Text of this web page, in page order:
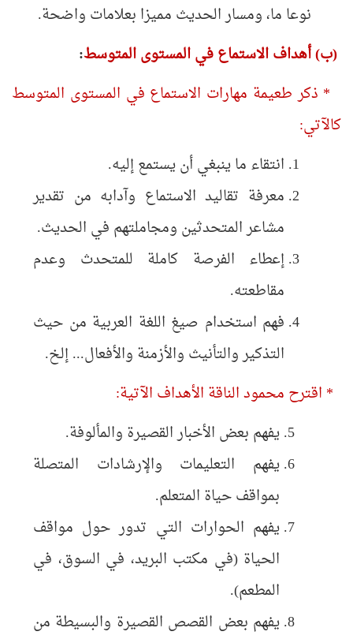
نوعا ما، ومسار الحديث مميزا بعلامات واضحة.
(ب) أهداف الاستماع في المستوى المتوسط:
* ذكر طعيمة مهارات الاستماع في المستوى المتوسط
كالآتي:
انتقاء ما ينبغي أن يستمع إليه.
معرفة تقاليد الاستماع وآدابه من تقدير
مشاعر المتحدثين ومجاملتهم في الحديث.
إعطاء الفرصة كاملة للمتحدث وعدم
مقاطعته.
فهم استخدام صيغ اللغة العربية من حيث
التذكير والتأنيث والأزمنة والأفعال... إلخ.
* اقترح محمود الناقة الأهداف الآتية:
يفهم بعض الأخبار القصيرة والمألوفة.
يفهم التعليمات والإرشادات المتصلة
بمواقف حياة المتعلم.
يفهم الحوارات التي تدور حول مواقف
الحياة (في مكتب البريد، في السوق، في
المطعم).
يفهم بعض القصص القصيرة والبسيطة من